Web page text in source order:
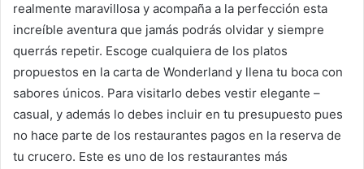
realmente maravillosa y acompaña a la perfección esta
increíble aventura que jamás podrás olvidar y siempre
querrás repetir. Escoge cualquiera de los platos
propuestos en la carta de Wonderland y llena tu boca con
sabores únicos. Para visitarlo debes vestir elegante –
casual, y además lo debes incluir en tu presupuesto pues
no hace parte de los restaurantes pagos en la reserva de
tu crucero. Este es uno de los restaurantes más